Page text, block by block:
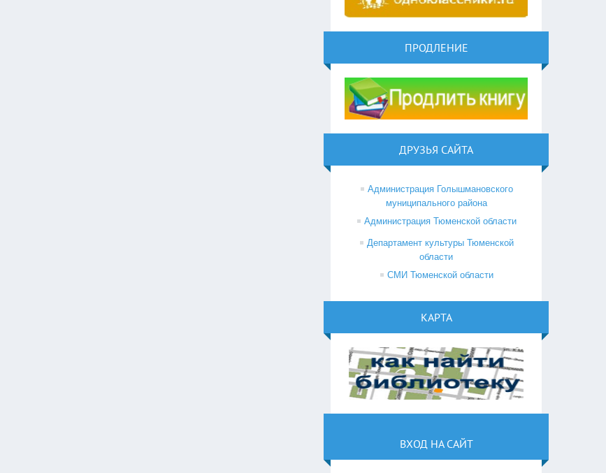
ПРОДЛЕНИЕ
ДРУЗЬЯ САЙТА
Администрация Голышмановского
муниципального района
Администрация Тюменской области
Департамент культуры Тюменской
области
СМИ Тюменской области
КАРТА
ВХОД НА САЙТ